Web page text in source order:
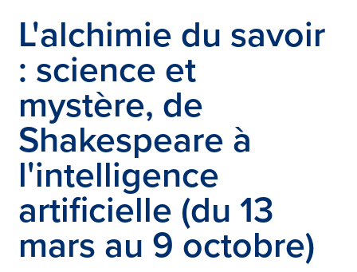
L'alchimie du savoir
: science et
mystère, de
Shakespeare à
l'intelligence
artificielle (du 13
mars au 9 octobre)